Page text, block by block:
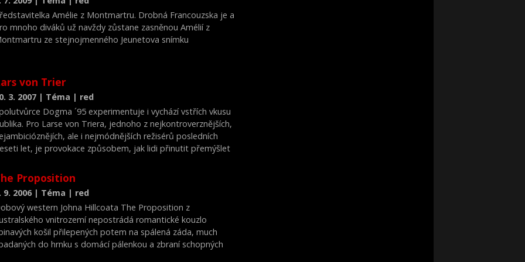
a snaží se i o mírné inovace v mezích slušnosti, jejím
problémem je právě všeobecný dojem z
kaše.
Amélie z Montmartru. Drobná Francouzska je a
mnoho diváků už navždy zůstane zasněnou Amélií z
ze stejnojmenného Jeunetova snímku
von Trier
3. 2007 | Téma | red
Dogma ´95 experimentuje i vychází vstřích vkusu
Pro Larse von Triera, jednoho z nejkontroverznějších,
ale i nejmódnějších režisérů posledních
let, je provokace způsobem, jak lidi přinutit přemýšlet
Proposition
9. 2006 | Téma | red
western Johna Hillcoata The Proposition z
vnitrozemí nepostrádá romantické kouzlo
košil přilepených potem na spálená záda, much
do hrnku s domácí pálenkou a zbraní schopných